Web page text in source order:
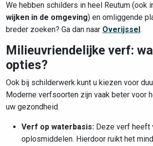
We hebben schilders in heel Reutum (ook
wijken in de omgeving) en omliggende
breder zoeken? Ga dan naar Overijssel.
Milieuvriendelijke verf:
opties?
Ook bij schilderwerk kunt u kiezen voor
Moderne verfsoorten zijn vaak beter voor
uw gezondheid.
Verf op waterbasis: Deze verf heeft
oplosmiddelen. Hierdoor ruikt het